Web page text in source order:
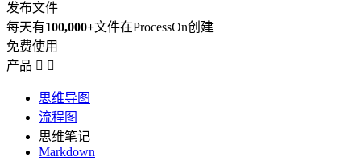
发布文件
每天有100,000+文件在ProcessOn创建
免费使用
产品  
思维导图
流程图
思维笔记
Markdown